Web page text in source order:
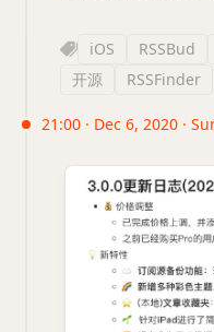
iOS RSSBud
开源
RSSFinder
21:00 · Dec 6, 2020 ·